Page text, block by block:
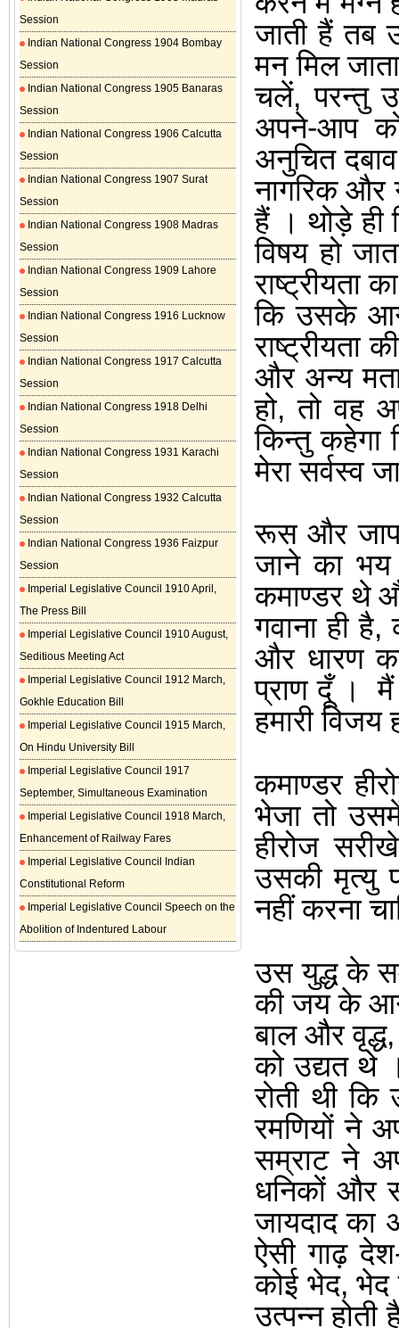
Session
Indian National Congress 1904 Bombay
Session
Indian National Congress 1905 Banaras
Session
Indian National Congress 1906 Calcutta
Session
Indian National Congress 1907 Surat
Session
Indian National Congress 1908 Madras
Session
Indian National Congress 1909 Lahore
Session
Indian National Congress 1916 Lucknow
Session
Indian National Congress 1917 Calcutta
Session
Indian National Congress 1918 Delhi
Session
Indian National Congress 1931 Karachi
Session
Indian National Congress 1932 Calcutta
Session
Indian National Congress 1936 Faizpur
Session
Imperial Legislative Council 1910 April,
The Press Bill
Imperial Legislative Council 1910 August,
Seditious Meeting Act
Imperial Legislative Council 1912 March,
Gokhle Education Bill
Imperial Legislative Council 1915 March,
On Hindu University Bill
Imperial Legislative Council 1917
September, Simultaneous Examination
Imperial Legislative Council 1918 March,
Enhancement of Railway Fares
Imperial Legislative Council Indian
Constitutional Reform
Imperial Legislative Council Speech on the
Abolition of Indentured Labour
जाती हैं तब
मन मिल
चलें,परन्तु
अपने-आप
अनुचित
नागरिक और
हैं । थोड़े ही
विषय हो
राष्ट्रीयता
कि उसके आगे
राष्ट्रीयता
और अन्य
हो,तो वह
किन्तु कहेगा
मेरा सर्वस्व
रूस और
जाने का भय
कमाण्डर थे
गवाना ही है,
और धारण
प्राण दूँ ।
हमारी विजय
कमाण्डर
भेजा तो
हीरोज
उसकी मृत्यु
नहीं करना
उस युद्ध के
की जय के
बाल और वृद्ध
को उद्यत थे
रोती थी
रमणियों ने
सम्राट ने
धनिकों और
जायदाद का
ऐसी गाढ़
कोई भेद,भेद
उत्पन्न होती